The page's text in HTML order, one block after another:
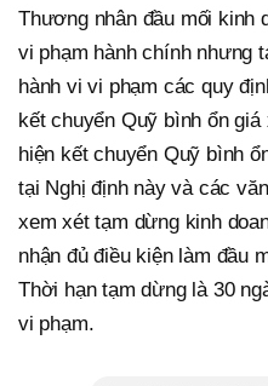
Thương nhân đầu mối kinh
vi phạm hành chính nhưng
hành vi vi phạm các quy
kết chuyển Quỹ bình ổn
hiện kết chuyển Quỹ bình
tại Nghị định này và các
xem xét tạm dừng kinh
nhận đủ điều kiện làm đầu
Thời hạn tạm dừng là 30
vi phạm.